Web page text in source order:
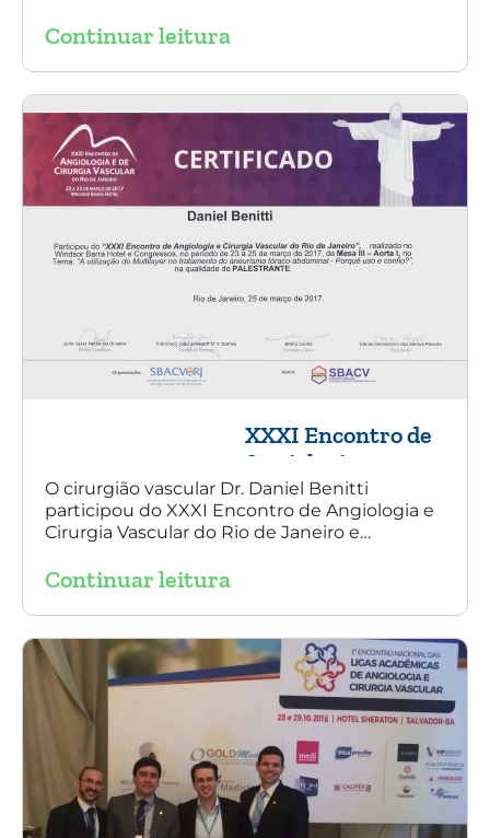
Continuar leitura
XXXI Encontro de
Angiologia e
Cirurgia Vascular
do Rio de Janeiro
O cirurgião vascular Dr. Daniel Benitti
participou do XXXI Encontro de Angiologia e
Cirurgia Vascular do Rio de Janeiro e
multilayer no tratamento de aneurisma
Continuar leitura